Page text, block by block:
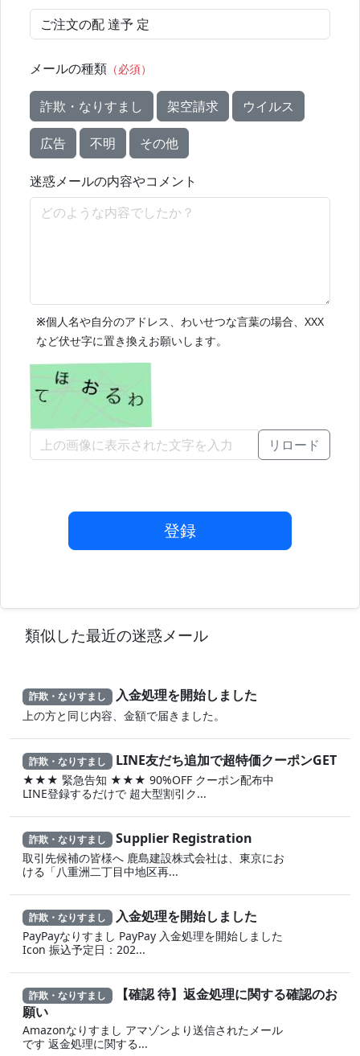
メールの種類 （必須）
詐欺・なりすまし 架空請求 ウイルス
広告 不明 その他
迷惑メールの内容やコメント
※個人名や自分のアドレス、わいせつな言葉の場合、XXX
など伏せ字に置き換えお願いします。
リロード
登録
類似した最近の迷惑メール
詐欺・なりすまし 入金処理を開始しました
上の方と同じ内容、金額で届きました。
詐欺・なりすまし LINE友だち追加で超特価クーポンGET
★★★ 緊急告知 ★★★ 90%OFF クーポン配布中
LINE登録するだけで 超大型割引ク...
詐欺・なりすまし Supplier Registration
取引先候補の皆様へ 鹿島建設株式会社は、東京にお
ける「八重洲二丁目中地区再...
詐欺・なりすまし 入金処理を開始しました
PayPayなりすまし PayPay 入金処理を開始しました
Icon 振込予定日：202...
詐欺・なりすまし 【確認 待】返金処理に‍関する確認のお
願い
Amazonなりすまし ア‍マゾ‍ンより送信されたメール
です 返金‌処 理に 関する...